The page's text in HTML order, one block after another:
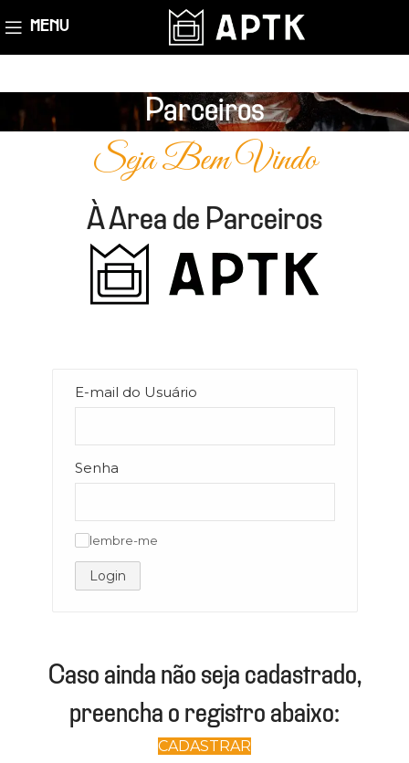
MENU
Parceiros
Seja Bem Vindo
À Area de Parceiros
E-mail do Usuário
Senha
lembre-me
Login
Caso ainda não seja cadastrado,
preencha o registro abaixo:
CADASTRAR